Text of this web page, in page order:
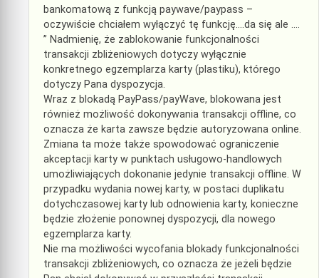
bankomatową z funkcją paywave/paypass –
oczywiście chciałem wyłączyć tę funkcję….da się ale ….
” Nadmienię, że zablokowanie funkcjonalności
transakcji zbliżeniowych dotyczy wyłącznie
konkretnego egzemplarza karty (plastiku), którego
dotyczy Pana dyspozycja.
Wraz z blokadą PayPass/payWave, blokowana jest
również możliwość dokonywania transakcji offline, co
oznacza że karta zawsze będzie autoryzowana online.
Zmiana ta może także spowodować ograniczenie
akceptacji karty w punktach usługowo-handlowych
umożliwiających dokonanie jedynie transakcji offline. W
przypadku wydania nowej karty, w postaci duplikatu
dotychczasowej karty lub odnowienia karty, konieczne
będzie złożenie ponownej dyspozycji, dla nowego
egzemplarza karty.
Nie ma możliwości wycofania blokady funkcjonalności
transakcji zbliżeniowych, co oznacza że jeżeli będzie